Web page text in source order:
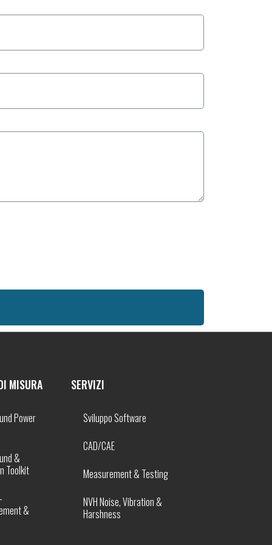
MISURA
Power
&
Toolkit
&
SERVIZI
Sviluppo Software
CAD/CAE
Measurement & Testing
NVH Noise, Vibration &
Harshness